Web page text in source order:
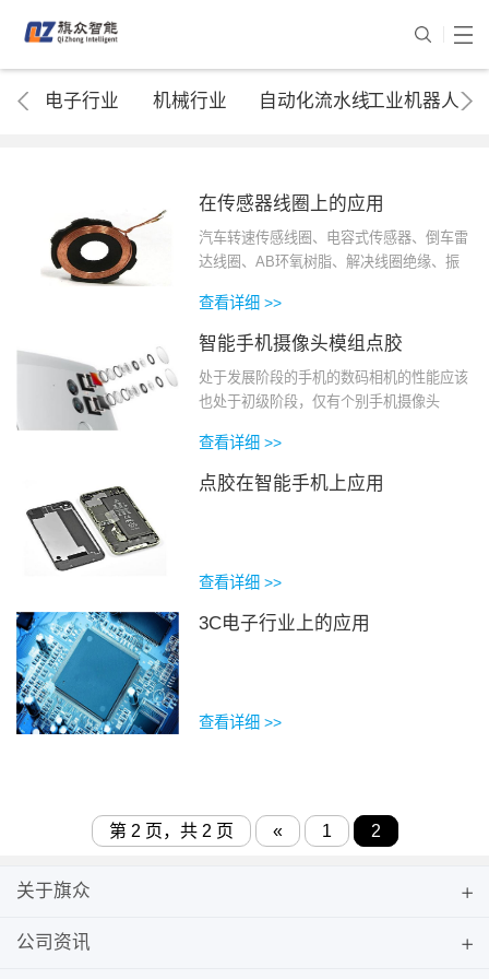
电子行业 机械行业 自动化流水线工业机器人
在传感器线圈上的应用
汽车转速传感线圈、电容式传感器、倒车雷
达线圈、AB环氧树脂、解决线圈绝缘、振
查看详细 >>
智能手机摄像头模组点胶
处于发展阶段的手机的数码相机的性能应该
也处于初级阶段，仅有个别手机摄像头
查看详细 >>
点胶在智能手机上应用
查看详细 >>
3C电子行业上的应用
查看详细 >>
第 2 页，共 2 页 « 1 2
关于旗众
公司资讯